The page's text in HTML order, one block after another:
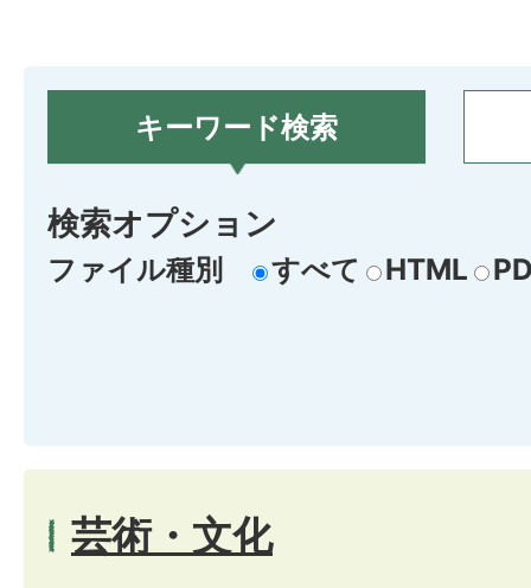
キーワード検索
検索オプション
ファイル種別 すべて HTML
芸術・文化